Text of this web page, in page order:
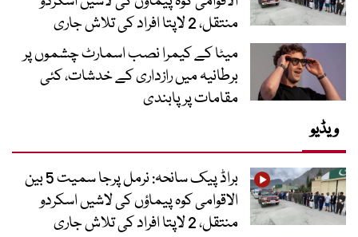
منتقل، 2 لاپتا افراد کی تلاش جاری
میٹا کے کیمرا نصب اسمارٹ چشموں پر
برطانیہ میں رازداری کے خدشات، کئی
مقامات پر پابندی
ویڈیو
براڈ پیک سانحہ: نرمل پرجا سمیت 5 بین
الاقوامی کوہ پیماؤں کی لاشیں اسکردو
منتقل، 2 لاپتا افراد کی تلاش جاری